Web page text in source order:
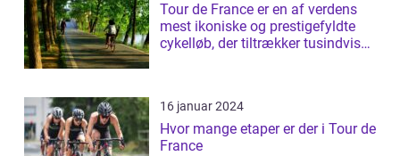
Tour de France er en af verdens
mest ikoniske og prestigefyldte
cykelløb, der tiltrækker tusindvis
16 januar 2024
Hvor mange etaper er der i Tour de
France